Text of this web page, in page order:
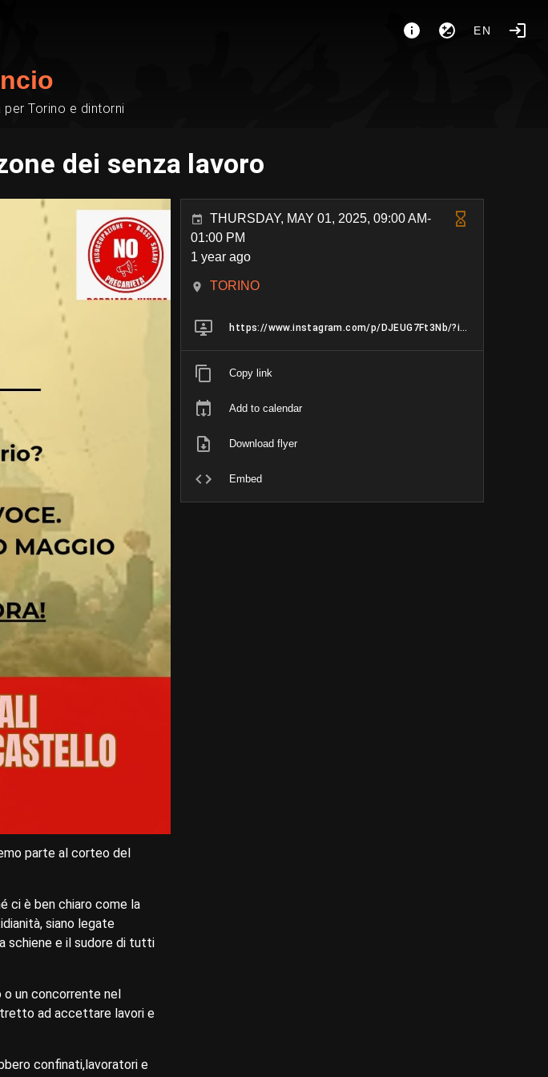
EN
Torino e dintorni
dei senza lavoro
parte al corteo del
ci è ben chiaro come la
siano legate
schiene e il sudore di tutti
un concorrente nel
ad accettare lavori e
confinati,lavoratori e
THURSDAY, MAY 01, 2025, 09:00 AM-
01:00 PM
1 year ago
TORINO
https://www.instagram.com/p/DJEUG7Ft3Nb/?igsh=a253anY3a3ZxNTc4
Copy link
Add to calendar
Download flyer
Embed